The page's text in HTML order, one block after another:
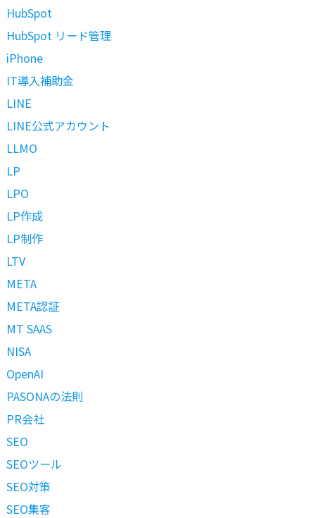
HubSpot
HubSpot リード管理
iPhone
IT導入補助金
LINE
LINE公式アカウント
LLMO
LP
LPO
LP作成
LP制作
LTV
META
META認証
MT SAAS
NISA
OpenAI
PASONAの法則
PR会社
SEO
SEOツール
SEO対策
SEO集客